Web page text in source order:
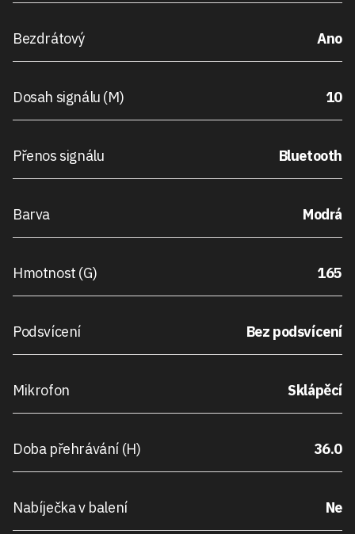
Bezdrátový Ano
Dosah signálu (M) 10
Přenos signálu Bluetooth
Barva Modrá
Hmotnost (G) 165
Podsvícení Bez podsvícení
Mikrofon Sklápěcí
Doba přehrávání (H) 36.0
Nabíječka v balení Ne